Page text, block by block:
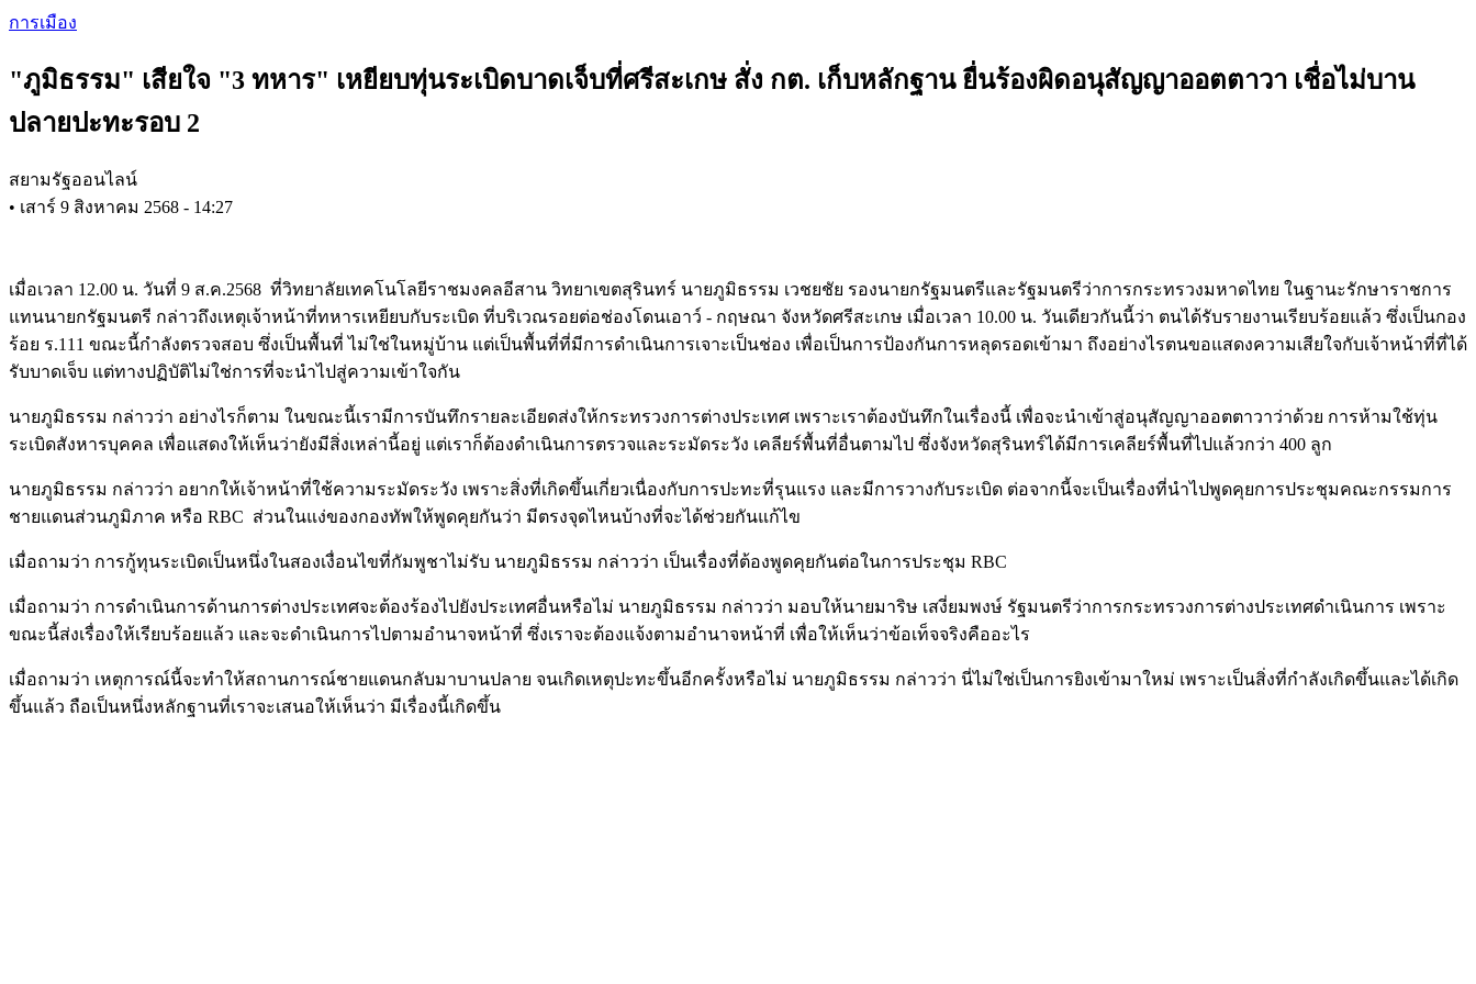
Skip
content
การเมือง
"ภูมิธรรม" เสียใจ "3 ทหาร" เหยียบทุ่นระเบิดบาดเจ็บที่ศรีสะเกษ สั่ง กต. เก็บหลักฐาน ยื่นร้องผิดอนุสัญญาออตตาวา เชื่อไม่บาน
ปลายปะทะรอบ 2
สยามรัฐออนไลน์
• เสาร์ 9 สิงหาคม 2568 - 14:27
เมื่อเวลา 12.00 น. วันที่ 9 ส.ค.2568 ที่วิทยาลัยเทคโนโลยีราชมงคลอีสาน วิทยาเขตสุรินทร์ นายภูมิธรรม เวชยชัย รองนายกรัฐมนตรีและรัฐมนตรีว่าการกระทรวงมหาดไทย ในฐานะรักษาราชการ
แทนนายกรัฐมนตรี กล่าวถึงเหตุเจ้าหน้าที่ทหารเหยียบกับระเบิด ที่บริเวณรอยต่อช่องโดนเอาว์ - กฤษณา จังหวัดศรีสะเกษ เมื่อเวลา 10.00 น. วันเดียวกันนี้ว่า ตนได้รับรายงานเรียบร้อยแล้ว ซึ่งเป็นกอง
ร้อย ร.111 ขณะนี้กำลังตรวจสอบ ซึ่งเป็นพื้นที่ ไม่ใช่ในหมู่บ้าน แต่เป็นพื้นที่ที่มีการดำเนินการเจาะเป็นช่อง เพื่อเป็นการป้องกันการหลุดรอดเข้ามา ถึงอย่างไรตนขอแสดงความเสียใจกับเจ้าหน้าที่ที่ได้
รับบาดเจ็บ แต่ทางปฏิบัติไม่ใช่การที่จะนำไปสู่ความเข้าใจกัน
นายภูมิธรรม กล่าวว่า อย่างไรก็ตาม ในขณะนี้เรามีการบันทึกรายละเอียดส่งให้กระทรวงการต่างประเทศ เพราะเราต้องบันทึกในเรื่องนี้ เพื่อจะนำเข้าสู่อนุสัญญาออตตาวาว่าด้วย การห้ามใช้ทุ่น
ระเบิดสังหารบุคคล เพื่อแสดงให้เห็นว่ายังมีสิ่งเหล่านี้อยู่ แต่เราก็ต้องดำเนินการตรวจและระมัดระวัง เคลียร์พื้นที่อื่นตามไป ซึ่งจังหวัดสุรินทร์ได้มีการเคลียร์พื้นที่ไปแล้วกว่า 400 ลูก
นายภูมิธรรม กล่าวว่า อยากให้เจ้าหน้าที่ใช้ความระมัดระวัง เพราะสิ่งที่เกิดขึ้นเกี่ยวเนื่องกับการปะทะที่รุนแรง และมีการวางกับระเบิด ต่อจากนี้จะเป็นเรื่องที่นำไปพูดคุยการประชุมคณะกรรมการ
ชายแดนส่วนภูมิภาค หรือ RBC ส่วนในแง่ของกองทัพให้พูดคุยกันว่า มีตรงจุดไหนบ้างที่จะได้ช่วยกันแก้ไข
เมื่อถามว่า การกู้ทุนระเบิดเป็นหนึ่งในสองเงื่อนไขที่กัมพูชาไม่รับ นายภูมิธรรม กล่าวว่า เป็นเรื่องที่ต้องพูดคุยกันต่อในการประชุม RBC
เมื่อถามว่า การดำเนินการด้านการต่างประเทศจะต้องร้องไปยังประเทศอื่นหรือไม่ นายภูมิธรรม กล่าวว่า มอบให้นายมาริษ เสงี่ยมพงษ์ รัฐมนตรีว่าการกระทรวงการต่างประเทศดำเนินการ เพราะ
ขณะนี้ส่งเรื่องให้เรียบร้อยแล้ว และจะดำเนินการไปตามอำนาจหน้าที่ ซึ่งเราจะต้องแจ้งตามอำนาจหน้าที่ เพื่อให้เห็นว่าข้อเท็จจริงคืออะไร
เมื่อถามว่า เหตุการณ์นี้จะทำให้สถานการณ์ชายแดนกลับมาบานปลาย จนเกิดเหตุปะทะขึ้นอีกครั้งหรือไม่ นายภูมิธรรม กล่าวว่า นี่ไม่ใช่เป็นการยิงเข้ามาใหม่ เพราะเป็นสิ่งที่กำลังเกิดขึ้นและได้เกิด
ขึ้นแล้ว ถือเป็นหนึ่งหลักฐานที่เราจะเสนอให้เห็นว่า มีเรื่องนี้เกิดขึ้น